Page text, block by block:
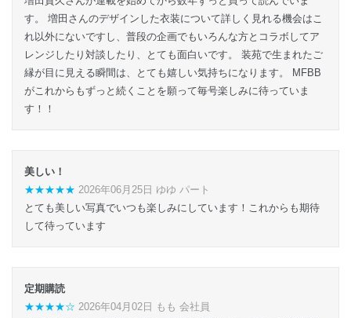
す。 増田さんのデザインした衣装について詳しく見れる機会はこ
れ以外にないですし、普段の企画でもいろんな方とコラボしてア
レンジしたり対談したり、とても面白いです。 装苑で生まれたご
縁が目に見える瞬間は、とても嬉しい気持ちになります。 MFBB
がこれからもずっと続くことを願って毎号楽しみに待っていま
す！！
美しい！
★★★★★ 2026年06月25日 ゆゆ パート
とても美しい写真でいつも楽しみにしています！これからも期待
して待っています
定期購読
★★★★☆ 2026年04月02日 もも 会社員